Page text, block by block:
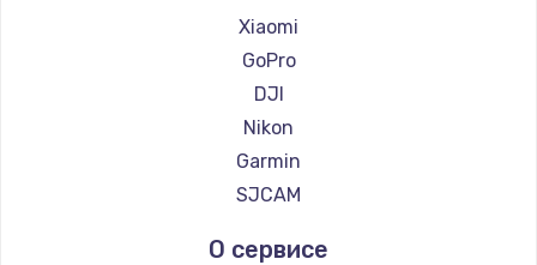
Xiaomi
GoPro
DJI
Nikon
Garmin
SJCAM
О сервисе